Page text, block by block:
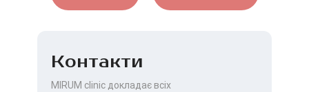
Контакти
MIRUM clinic докладає всіх